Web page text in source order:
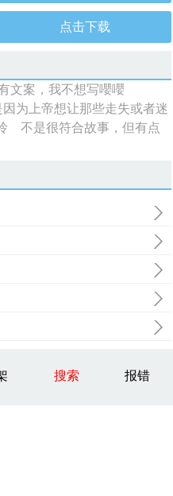
点击下载
案，我不想写嚶嚶
上帝想让那些走失或者迷
不是很符合故事，但有点
搜索 报错